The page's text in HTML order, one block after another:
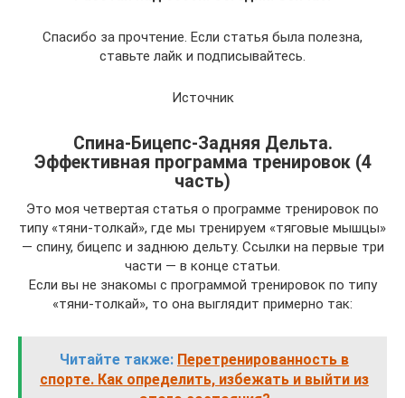
Спасибо за прочтение. Если статья была полезна,
ставьте лайк и подписывайтесь.
Источник
Спина-Бицепс-Задняя Дельта.
Эффективная программа тренировок (4
часть)
Это моя четвертая статья о программе тренировок по
типу «тяни-толкай», где мы тренируем «тяговые мышцы»
— спину, бицепс и заднюю дельту. Ссылки на первые три
части — в конце статьи.
Если вы не знакомы с программой тренировок по типу
«тяни-толкай», то она выглядит примерно так:
Читайте также: Перетренированность в
спорте. Как определить, избежать и выйти из